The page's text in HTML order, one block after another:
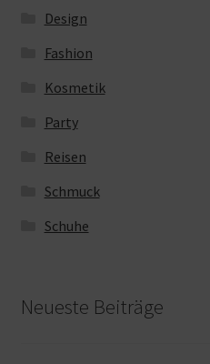
Design
Fashion
Kosmetik
Party
Reisen
Schmuck
Schuhe
Neueste Beiträge